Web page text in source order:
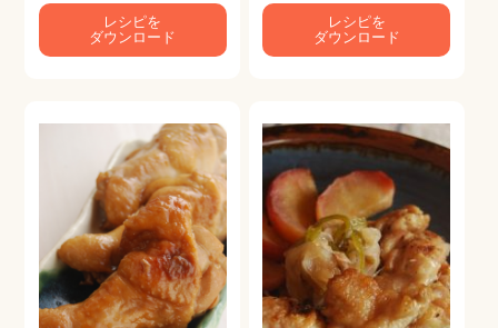
レシピを
ダウンロード
レシピを
ダウンロード